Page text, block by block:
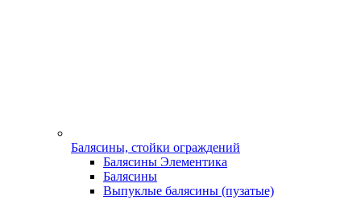
Балясины, стойки ограждений
Балясины Элементика
Балясины
Выпуклые балясины (пузатые)